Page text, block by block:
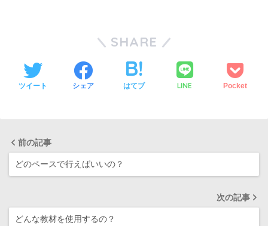
SHARE
ツイート シェア はてブ LINE Pocket
前の記事
どのペースで行えばいいの？
次の記事
どんな教材を使用するの？